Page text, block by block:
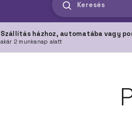
Keresés
Szállítás házhoz, automatába vagy
akár 2 munkanap alatt